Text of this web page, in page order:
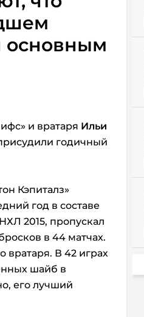
основным
и вратаря Ильи
годичный
Кэпиталз»
год в составе
2015, пропускал
в 44 матчах.
вратаря. В 42 играх
шайб в
его лучший